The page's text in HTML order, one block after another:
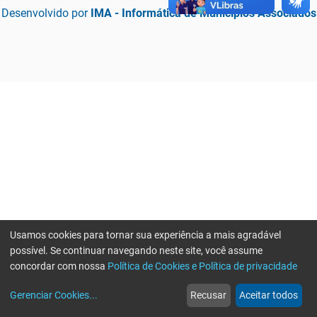
Desenvolvido por IMA - Informática de Municípios Associados
web
Notícias
more_horiz
Mais
Usamos cookies para tornar sua experiência a mais agradável
possível. Se continuar navegando neste site, você assume
concordar com nossa Política de Cookies e Política de privacidade
Gerenciar Cookies... Recusar Aceitar todos
Erro ao enviar informações, por favor tente novamente